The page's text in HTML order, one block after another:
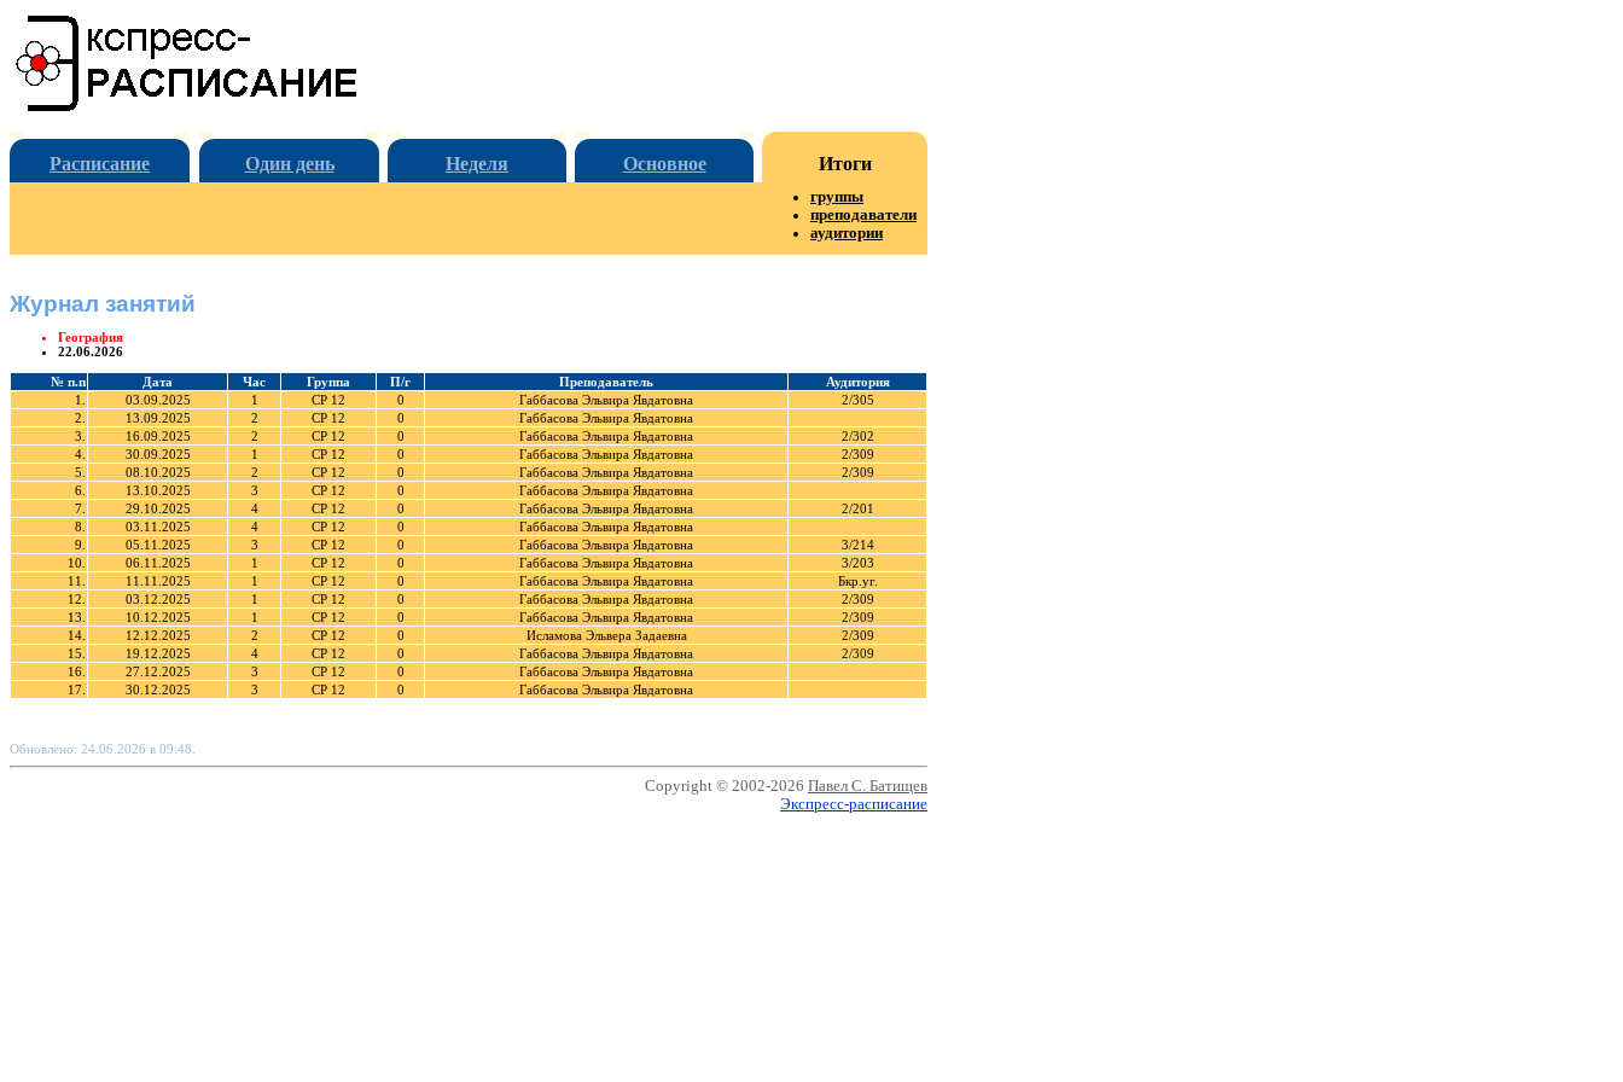
Расписание Один день Неделя Основное Итоги
группы
преподаватели
аудитории
Журнал занятий
География
22.06.2026
№ п.п Дата Час Группа П/г Преподаватель
Аудитория
1.
03.09.2025 1 СР 12 0 Габбасова Эльвира Явдатовна
2/305
2.
13.09.2025 2 СР 12 0
Габбасова Эльвира Явдатовна
3.
16.09.2025 2 СР 12 0 Габбасова Эльвира Явдатовна
2/302
4.
30.09.2025 1 СР 12 0 Габбасова Эльвира Явдатовна
2/309
5.
08.10.2025 2 СР 12 0 Габбасова Эльвира Явдатовна
2/309
6.
13.10.2025 3 СР 12 0
Габбасова Эльвира Явдатовна
7.
29.10.2025 4 СР 12 0 Габбасова Эльвира Явдатовна
2/201
8.
03.11.2025 4 СР 12 0
Габбасова Эльвира Явдатовна
9.
05.11.2025 3 СР 12 0 Габбасова Эльвира Явдатовна
3/214
10.
06.11.2025 1 СР 12 0 Габбасова Эльвира Явдатовна
3/203
11.
11.11.2025 1 СР 12 0 Габбасова Эльвира Явдатовна
Бкр.уг.
12.
03.12.2025 1 СР 12 0 Габбасова Эльвира Явдатовна
2/309
13.
10.12.2025 1 СР 12 0 Габбасова Эльвира Явдатовна
2/309
14.
12.12.2025 2 СР 12 0 Исламова Эльвера Задаевна
2/309
15.
19.12.2025 4 СР 12 0 Габбасова Эльвира Явдатовна
2/309
16.
27.12.2025 3 СР 12 0
Габбасова Эльвира Явдатовна
17.
30.12.2025 3 СР 12 0 Габбасова Эльвира Явдатовна
Обновлено: 24.06.2026 в 09:48.
Copyright © 2002-2026 Павел С. Батищев
Экспресс-расписание